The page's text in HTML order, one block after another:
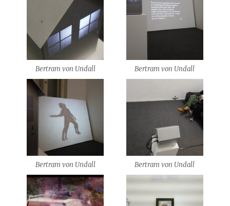
Bertram von Undall Bertram von Undall
Bertram von Undall Bertram von Undall